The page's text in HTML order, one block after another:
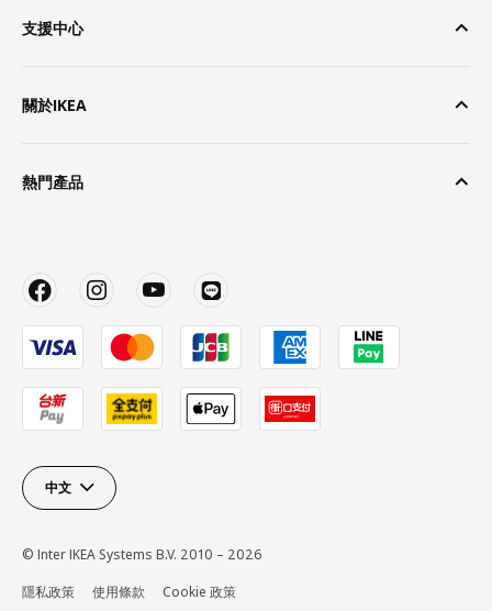
支援中心
關於IKEA
熱門產品
中文
© Inter IKEA Systems B.V. 2010 – 2026
隱私政策
使用條款 Cookie 政策